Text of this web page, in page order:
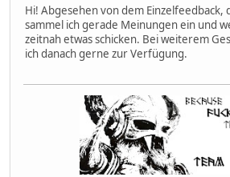
Hi! Abgesehen von dem Einzelfeedback,
sammel ich gerade Meinungen ein und
zeitnah etwas schicken. Bei weiterem
ich danach gerne zur Verfügung.